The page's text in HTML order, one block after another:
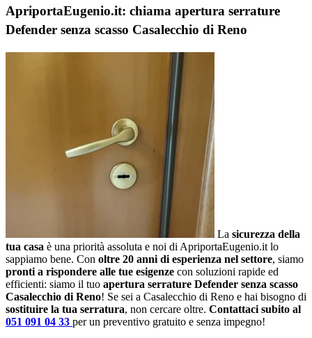
ApriportaEugenio.it: chiama apertura serrature
Defender senza scasso Casalecchio di Reno
La sicurezza della
tua casa è una priorità assoluta e noi di ApriportaEugenio.it lo
sappiamo bene. Con oltre 20 anni di esperienza nel settore, siamo
pronti a rispondere alle tue esigenze con soluzioni rapide ed
efficienti: siamo il tuo apertura serrature Defender senza scasso
Casalecchio di Reno! Se sei a Casalecchio di Reno e hai bisogno di
sostituire la tua serratura, non cercare oltre. Contattaci subito al
051 091 04 33 per un preventivo gratuito e senza impegno!